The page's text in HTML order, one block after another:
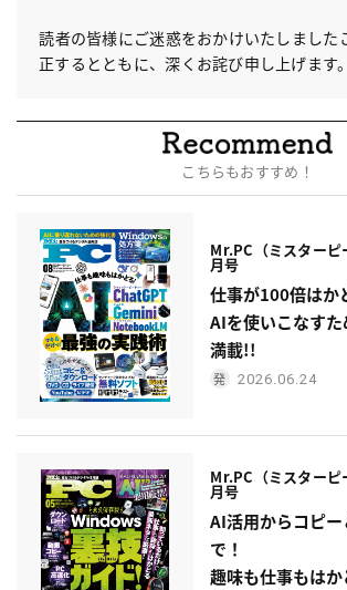
読者の皆様にご迷惑をおかけいたしました
正するとともに、深くお詫び申し上げます。
こちらもおすすめ！
Mr.PC（ミスター
月号
仕事が100倍はか
AIを使いこなす
満載!!
2026.06.24
Mr.PC（ミスター
月号
AI活用からコピ
で！
趣味も仕事もは